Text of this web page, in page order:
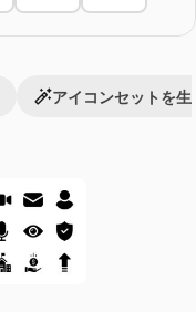
アイコンセットを生